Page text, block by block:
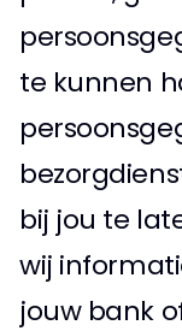
te kunnen
bij jou te
wij
jouw bank